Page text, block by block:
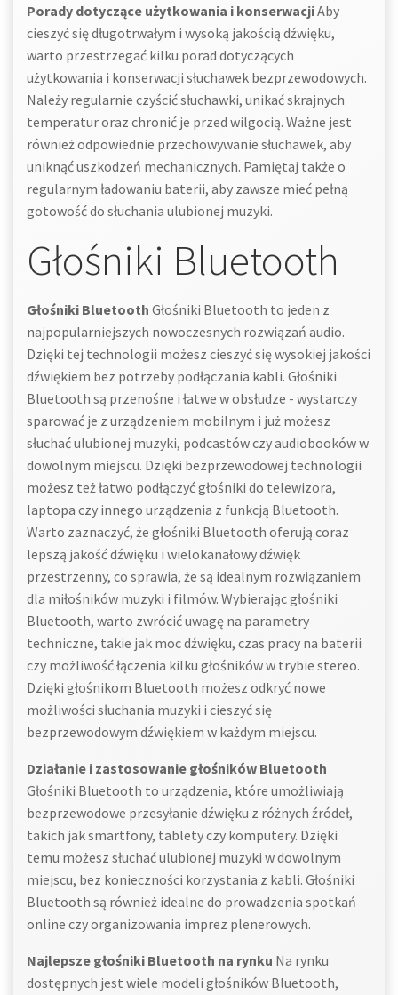
Porady dotyczące użytkowania i konserwacjiAby
cieszyć się długotrwałym i wysoką jakością dźwięku,
warto przestrzegać kilku porad dotyczących
użytkowania i konserwacji słuchawek bezprzewodowych.
Należy regularnie czyścić słuchawki, unikać skrajnych
temperatur oraz chronić je przed wilgocią. Ważne jest
również odpowiednie przechowywanie słuchawek, aby
uniknąć uszkodzeń mechanicznych. Pamiętaj także o
regularnym ładowaniu baterii, aby zawsze mieć pełną
gotowość do słuchania ulubionej muzyki.
Głośniki Bluetooth
Głośniki Bluetooth Głośniki Bluetooth to jeden z
najpopularniejszych nowoczesnych rozwiązań audio.
Dzięki tej technologii możesz cieszyć się wysokiej jakości
dźwiękiem bez potrzeby podłączania kabli. Głośniki
Bluetooth są przenośne i łatwe w obsłudze - wystarczy
sparować je z urządzeniem mobilnym i już możesz
słuchać ulubionej muzyki, podcastów czy audiobooków w
dowolnym miejscu. Dzięki bezprzewodowej technologii
możesz też łatwo podłączyć głośniki do telewizora,
laptopa czy innego urządzenia z funkcją Bluetooth.
Warto zaznaczyć, że głośniki Bluetooth oferują coraz
lepszą jakość dźwięku i wielokanałowy dźwięk
przestrzenny, co sprawia, że są idealnym rozwiązaniem
dla miłośników muzyki i filmów. Wybierając głośniki
Bluetooth, warto zwrócić uwagę na parametry
techniczne, takie jak moc dźwięku, czas pracy na baterii
czy możliwość łączenia kilku głośników w trybie stereo.
Dzięki głośnikom Bluetooth możesz odkryć nowe
możliwości słuchania muzyki i cieszyć się
bezprzewodowym dźwiękiem w każdym miejscu.
Działanie i zastosowanie głośników Bluetooth
Głośniki Bluetooth to urządzenia, które umożliwiają
bezprzewodowe przesyłanie dźwięku z różnych źródeł,
takich jak smartfony, tablety czy komputery. Dzięki
temu możesz słuchać ulubionej muzyki w dowolnym
miejscu, bez konieczności korzystania z kabli. Głośniki
Bluetooth są również idealne do prowadzenia spotkań
online czy organizowania imprez plenerowych.
Najlepsze głośniki Bluetooth na rynku Na rynku
dostępnych jest wiele modeli głośników Bluetooth,